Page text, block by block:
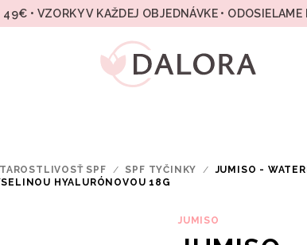
• VZORKY V KAŽDEJ OBJEDNÁVKE •
SPF / SPF TYČINKY /
JUMISO -
HYALURÓNOVOU 18G
JUMISO